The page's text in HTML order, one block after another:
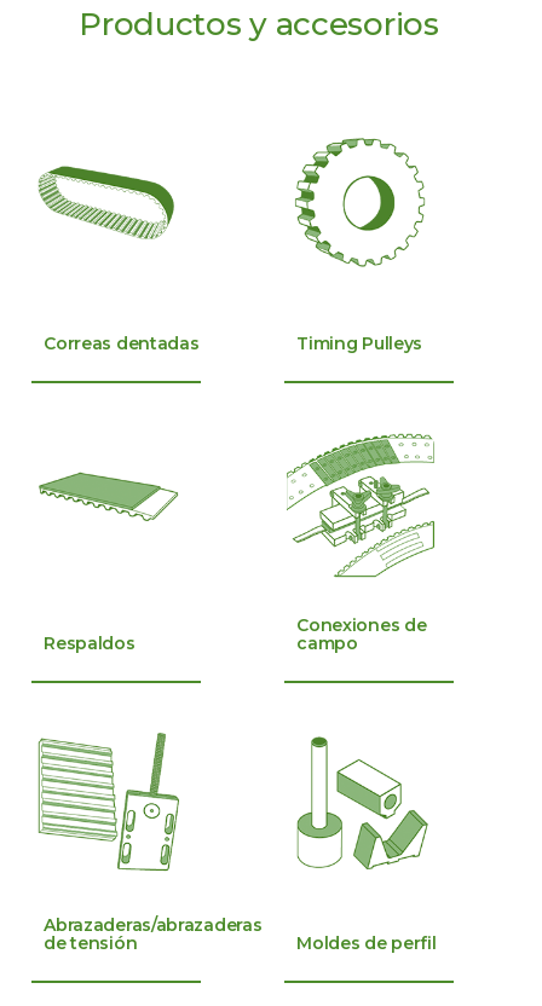
Productos y accesorios
Correas dentadas Timing Pulleys
Respaldos
Conexiones de
campo
Abrazaderas/abrazaderas
de tensión
Moldes de perfil